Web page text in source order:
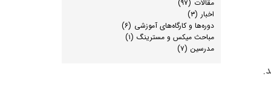
مقالات (۹۷)
اخبار (۳)
دوره‌ها و کارگاه‌های آموزشی (۶)
مباحث میکس و مسترینگ (۱)
مدرسین (۷)